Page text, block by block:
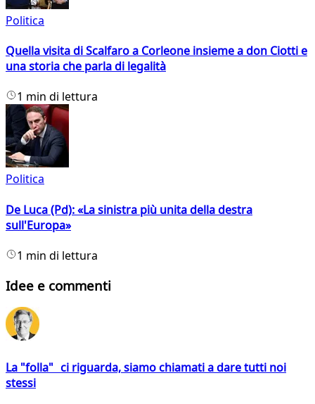
Politica
Quella visita di Scalfaro a Corleone insieme a don Ciotti e
una storia che parla di legalità
1 min di lettura
Politica
De Luca (Pd): «La sinistra più unita della destra
sull'Europa»
1 min di lettura
Idee e commenti
La "folla" ci riguarda, siamo chiamati a dare tutti noi
stessi